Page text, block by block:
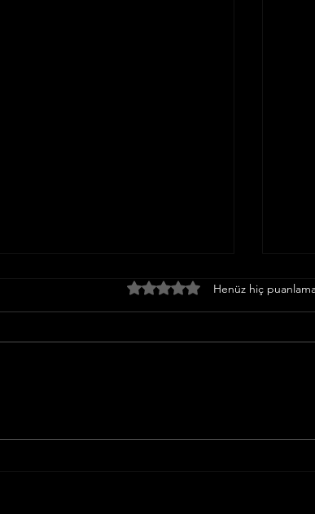
Forex Dolandırıcılığı:
Dolandırıldım, Paramı Nasıl
Geri Alabilirim? (2026 Rehberi)
dolandırıcılık vakaları son yıllarda
başvuruların yapılabilece
5 üzerinden 0 yıldız
Henüz hiç